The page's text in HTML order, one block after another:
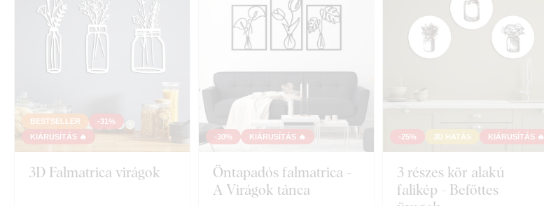
BESTSELLER
-31%
KIÁRUSÍTÁS 🔥
3D Falmatrica virágok
-30% KIÁRUSÍTÁS 🔥
Öntapadós falmatrica -
A Virágok tánca
-25% 3D HATÁS KIÁRUSÍTÁS 🔥
3 részes kör alakú
falikép - Befőttes